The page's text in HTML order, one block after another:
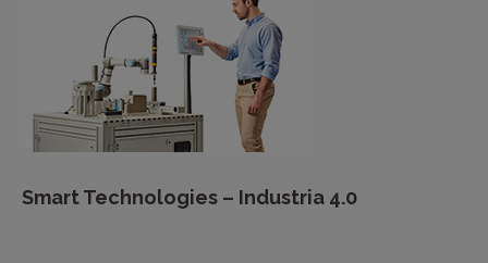
Smart Technologies – Industria 4.0